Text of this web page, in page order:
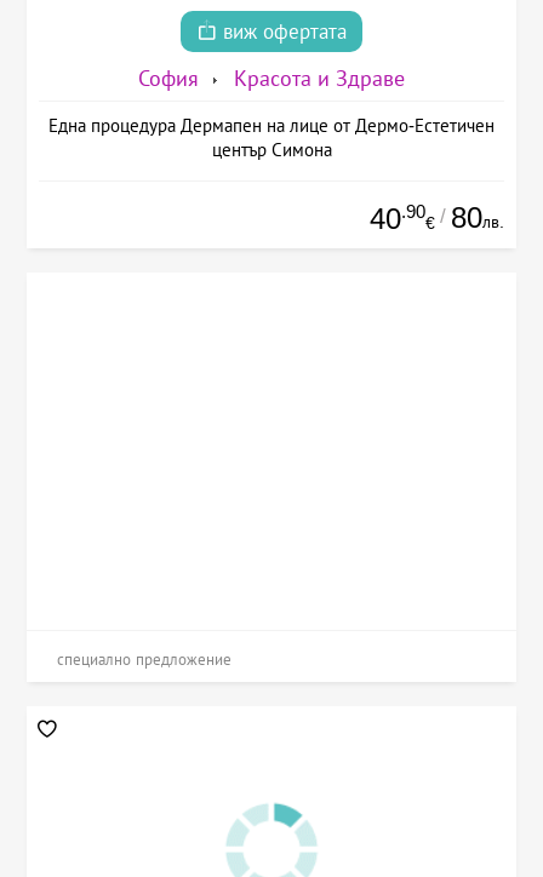
виж офертата
София Красота и Здраве
Една процедура Дермапен на лице от Дермо-Естетичен
център Симона
40.90
€ / 80лв.
специално предложение